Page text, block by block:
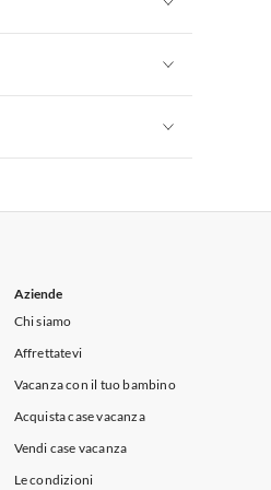
Aziende
Chi siamo
Affrettatevi
Vacanza con il tuo bambino
Acquista case vacanza
Vendi case vacanza
Le condizioni